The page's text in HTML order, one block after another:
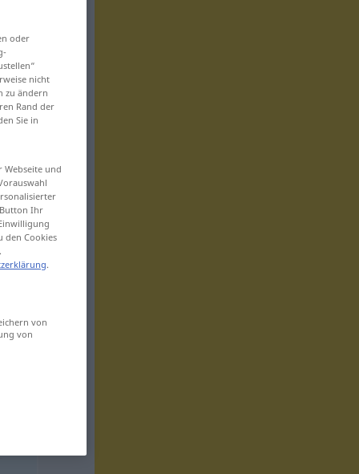
oder
nicht
zu ändern
Rand der
Sie in
und
Ihr
den Cookies
.
von
von